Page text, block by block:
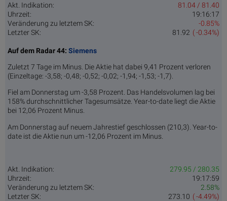
Akt. Indikation:
81.04 / 81.40
Uhrzeit:
19:16:17
Veränderung zu letztem SK:
-0.85%
Letzter SK:
( -0.34%)
81.92
Auf dem Radar 44: Siemens
Zuletzt 7 Tage im Minus. Die Aktie hat dabei 9,41 Prozent verloren
(Einzeltage: -3,58; -0,48; -0,52; -0,02; -1,94; -1,53; -1,7).
Fiel am Donnerstag um -3,58 Prozent. Das Handelsvolumen lag bei
158% durchschnittlicher Tagesumsätze. Year-to-date liegt die Aktie
bei 12,06 Prozent Minus.
Am Donnerstag auf neuem Jahrestief geschlossen (210,3). Year-to-
date ist die Aktie nun um -12,06 Prozent im Minus.
Akt. Indikation:
279.95 / 280.35
Uhrzeit:
19:17:59
Veränderung zu letztem SK:
2.58%
Letzter SK:
( -4.49%)
273.10